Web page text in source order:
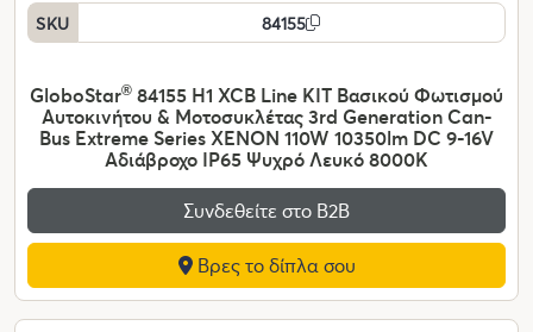
SKU 84155
GloboStar® 84155 H1 XCB Line KIT Βασικού Φωτισμού
Αυτοκινήτου & Μοτοσυκλέτας 3rd Generation Can-
Bus Extreme Series XENON 110W 10350lm DC 9-16V
Αδιάβροχο IP65 Ψυχρό Λευκό 8000K
Συνδεθείτε στο Β2Β
Βρες το δίπλα σου